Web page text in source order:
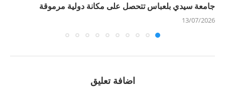
جامعة سيدي بلعباس تتحصل على مكانة دولية مرموقة
13/07/2026
اضافة تعليق